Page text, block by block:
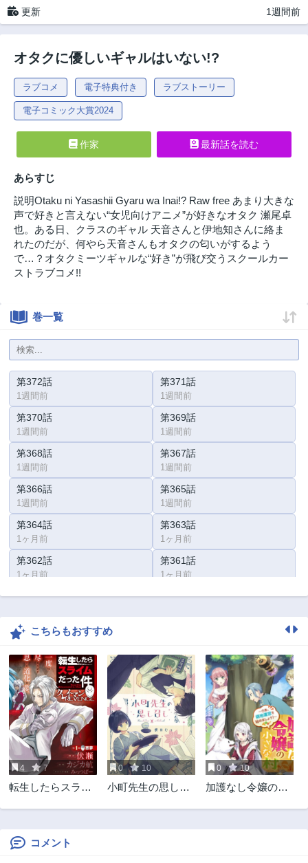
更新 1週間前
オタクに優しいギャルはいない!?
ラブコメ 電子特典付き ラブストーリー
電子コミック大賞2024
作家 最新話を読む
あらすじ
説明Otaku ni Yasashii Gyaru wa Inai!? Raw free あまり大きな
声で好きと言えない“女児向けアニメ”が好きなオタク 瀬尾卓
也。ある日、クラスのギャル 天音さんと伊地知さんに絡ま
れたのだが、何やら天音さんもオタクの匂いがするよう
で…？オタクミーツギャルな“好き”が飛び交うスクールカー
ストラブコメ!!
巻一覧
第372話
1週間前
第371話
1週間前
第370話
1週間前
第369話
1週間前
第368話
1週間前
第367話
1週間前
第366話
1週間前
第365話
1週間前
第364話
1ヶ月前
第363話
1ヶ月前
第362話
1ヶ月前
第361話
1ヶ月前
第360話 第359話
第358話
第356話
2ヶ月前
第355話
3ヶ月前
第354話
3ヶ月前
第353話
3ヶ月前
第352話
3ヶ月前
第351話
3ヶ月前
第350話
3ヶ月前
第349話
3ヶ月前
第348話 第347話
第346話
こちらもおすすめ
4 7
転生したらスライ
0 10
小町先生の思し召
0 10
加護なし令嬢の小
コメント